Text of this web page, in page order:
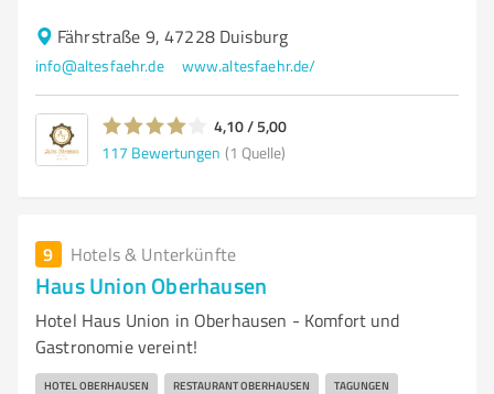
Fährstraße 9, 47228 Duisburg
info@altesfaehr.de www.altesfaehr.de/
4,10 / 5,00
117 Bewertungen (1 Quelle)
9 Hotels & Unterkünfte
Haus Union Oberhausen
Hotel Haus Union in Oberhausen - Komfort und
Gastronomie vereint!
HOTEL OBERHAUSEN RESTAURANT OBERHAUSEN TAGUNGEN